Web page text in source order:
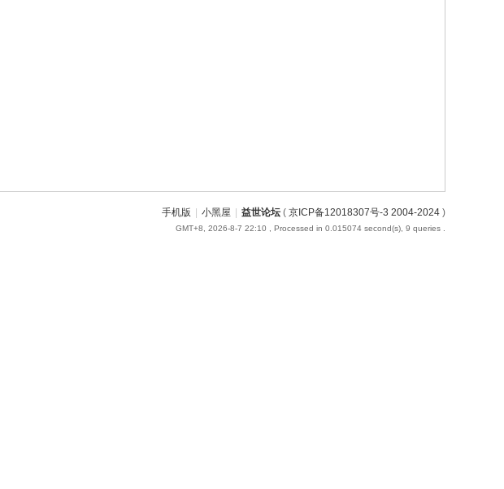
手机版 小黑屋 益世论坛 ( 京ICP备12018307号-3 2004-2024 )
GMT+8, 2026-8-7 22:10 , Processed in 0.015074 second(s), 9 queries .